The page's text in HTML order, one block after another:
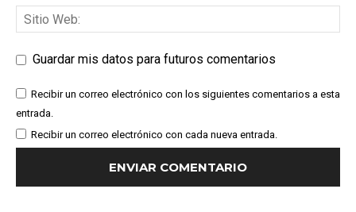
Guardar mis datos para futuros comentarios
Recibir un correo electrónico con los siguientes comentarios a esta
entrada.
Recibir un correo electrónico con cada nueva entrada.